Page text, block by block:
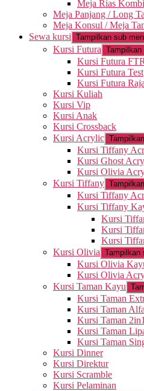
Meja Rias
Meja Panjang / Long
Meja Konsul / Meja
Sewa kursi Tampilkan sub
Kursi Futura
Kursi Futura
Kursi Futura Test
Kursi Futura Raja
Kursi Kuliah
Kursi Vip
Kursi Anak
Kursi Crossback
Kursi Acrylic
Kursi Tiffany
Kursi Ghost
Kursi Olivia
Kursi Tiffany
Kursi Tiffany
Kursi Tiffany
Kursi
Kursi
Kursi
Kursi Olivia Tampilkan
Kursi Olivia
Kursi Olivia
Kursi Taman Kayu
Kursi Taman
Kursi Taman Alfa
Kursi Taman 2in1
Kursi Taman
Kursi Taman
Kursi Dinner
Kursi Direktur
Kursi Scramble
Kursi Pelaminan